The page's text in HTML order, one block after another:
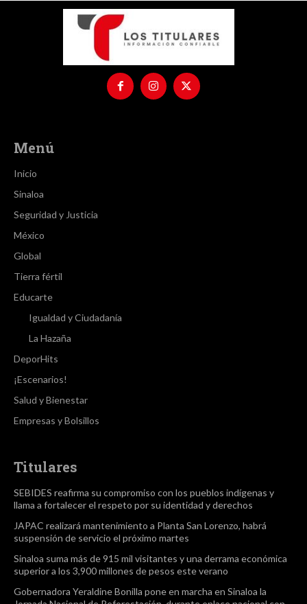
Menú
Inicio
Sinaloa
Seguridad y Justicia
México
Global
Tierra fértil
Educarte
Igualdad y Ciudadanía
La Hazaña
DeporHits
¡Escenarios!
Salud y Bienestar
Empresas y Bolsillos
Titulares
SEBIDES reafirma su compromiso con los pueblos indígenas y
llama a fortalecer el respeto por su identidad y derechos
JAPAC realizará mantenimiento a Planta San Lorenzo, habrá
suspensión de servicio el próximo martes
Sinaloa suma más de 915 mil visitantes y una derrama económica
superior a los 3,900 millones de pesos este verano
Gobernadora Yeraldine Bonilla pone en marcha en Sinaloa la